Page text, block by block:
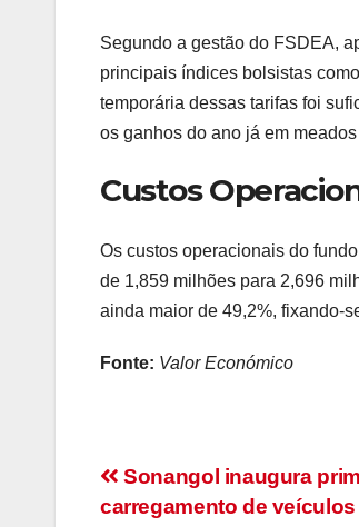
Segundo a gestão do FSDEA,
principais índices bolsistas
temporária dessas tarifas foi
os ganhos do ano já em
Custos
Os custos operacionais do
de 1,859 milhões para 2,696
ainda maior de 49,2%, fixando-
Fonte: Valor Económico
Navegação
Sonangol inaugura
carregamento de